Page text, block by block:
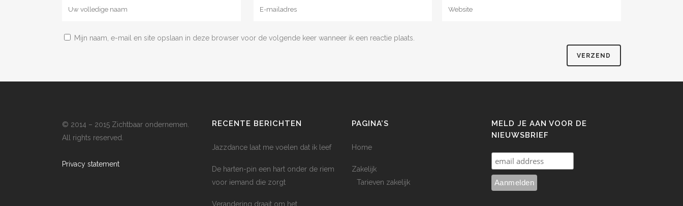
Mijn naam, e-mail en site opslaan in deze browser voor de volgende keer wanneer ik een reactie plaats.
© 2014 – 2015 Zichtbaar ondernemen.
All rights reserved.
Privacy statement
RECENTE BERICHTEN
Jazzdance laat me voelen dat ik leef
De harten-pin een hart onder de riem
voor iemand die zorgt
Verandering draait om het
PAGINA’S
Home
Zakelijk
Tarieven zakelijk
MELD JE AAN VOOR DE
NIEUWSBRIEF